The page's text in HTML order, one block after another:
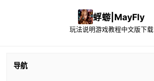
蜉蝣|MayFly
玩法说明游戏教程中文版下载
导航